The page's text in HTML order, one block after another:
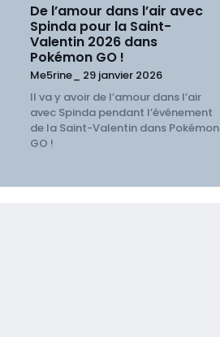
De l’amour dans l’air avec
Spinda pour la Saint-
Valentin 2026 dans
Pokémon GO !
Me5rine_ 29 janvier 2026
Il va y avoir de l’amour dans l’air
avec Spinda pendant l’événement
de la Saint-Valentin dans Pokémon
GO !